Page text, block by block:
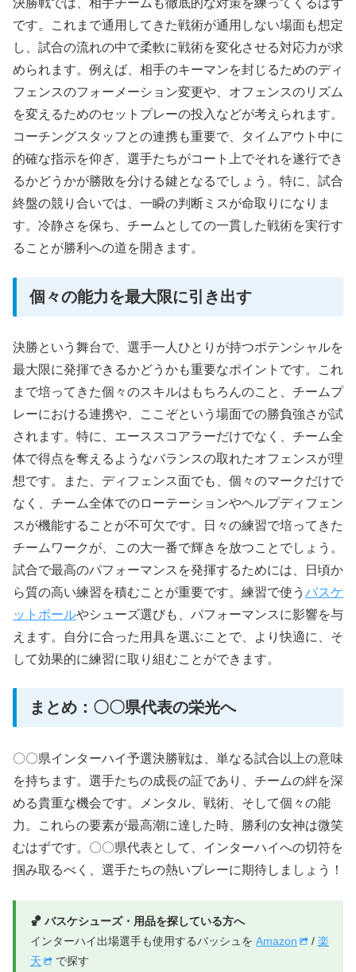
決勝戦では、相手チームも徹底的な対策を練ってくるはず
です。これまで通用してきた戦術が通用しない場面も想定
し、試合の流れの中で柔軟に戦術を変化させる対応力が求
められます。例えば、相手のキーマンを封じるためのディ
フェンスのフォーメーション変更や、オフェンスのリズム
を変えるためのセットプレーの投入などが考えられます。
コーチングスタッフとの連携も重要で、タイムアウト中に
的確な指示を仰ぎ、選手たちがコート上でそれを遂行でき
るかどうかが勝敗を分ける鍵となるでしょう。特に、試合
終盤の競り合いでは、一瞬の判断ミスが命取りになりま
す。冷静さを保ち、チームとしての一貫した戦術を実行す
ることが勝利への道を開きます。
個々の能力を最大限に引き出す
決勝という舞台で、選手一人ひとりが持つポテンシャルを
最大限に発揮できるかどうかも重要なポイントです。これ
まで培ってきた個々のスキルはもちろんのこと、チームプ
レーにおける連携や、ここぞという場面での勝負強さが試
されます。特に、エーススコアラーだけでなく、チーム全
体で得点を奪えるようなバランスの取れたオフェンスが理
想です。また、ディフェンス面でも、個々のマークだけで
なく、チーム全体でのローテーションやヘルプディフェン
スが機能することが不可欠です。日々の練習で培ってきた
チームワークが、この大一番で輝きを放つことでしょう。
試合で最高のパフォーマンスを発揮するためには、日頃か
ら質の高い練習を積むことが重要です。練習で使う バスケ
ットボールやシューズ選びも、パフォーマンスに影響を与
えます。自分に合った用具を選ぶことで、より快適に、そ
して効果的に練習に取り組むことができます。
まとめ：〇〇県代表の栄光へ
〇〇県インターハイ予選決勝戦は、単なる試合以上の意味
を持ちます。選手たちの成長の証であり、チームの絆を深
める貴重な機会です。メンタル、戦術、そして個々の能
力。これらの要素が最高潮に達した時、勝利の女神は微笑
むはずです。〇〇県代表として、インターハイへの切符を
掴み取るべく、選手たちの熱いプレーに期待しましょう！
🏀 バスケシューズ・用品を探している方へ
インターハイ出場選手も使用するバッシュを Amazon / 楽
天
で探す